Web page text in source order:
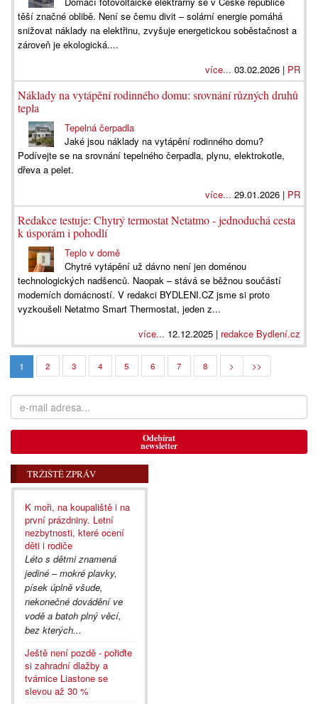
těší značné oblibě. Není se čemu divit – solární energie pomáhá
snižovat náklady na elektřinu, zvyšuje energetickou soběstačnost a
zároveň je ekologická....
více... 03.02.2026 | PR
Náklady na vytápění rodinného domu: srovnání různých druhů
tepla
Tepelná čerpadla
Jaké jsou náklady na vytápění rodinného domu?
Podívejte se na srovnání tepelného čerpadla, plynu, elektrokotle,
dřeva a pelet.
více... 29.01.2026 | PR
Redakce testuje: Chytrý termostat Netatmo - jednoduchá cesta
k úsporám i pohodlí
Teplo v domě
Chytré vytápění už dávno není jen doménou
technologických nadšenců. Naopak – stává se běžnou součástí
moderních domácností. V redakci BYDLENI.CZ jsme si proto
vyzkoušeli Netatmo Smart Thermostat, jeden z...
více... 12.12.2025 | redakce Bydlení.cz
1 2 3 4 5 6 7 8 > >>
Odebírat
newsletter
TRŽIŠTĚ ZPRÁV
K moři, na koupaliště i na
první prázdniny. Letní
nezbytnosti, které ocení
děti i rodiče
Léto s dětmi znamená
jediné – mokré plavky,
písek úplně všude,
nekonečné dovádění ve
vodě a batoh plný věcí,
bez kterých...
Ještě není pozdě - pořiďte
si zahradní dlažby a
tvárnice Liastone se
slevou až 30 %